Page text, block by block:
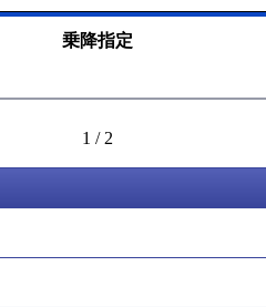
乗降指定
1 /2